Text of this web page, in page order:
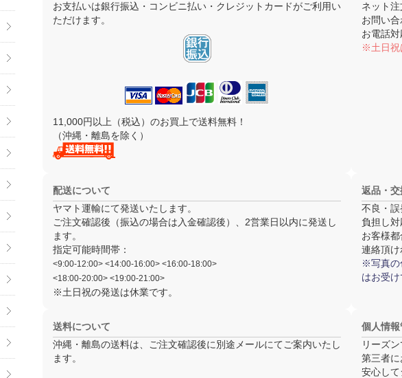
お支払いは銀行振込・コンビニ払い・クレジットカードがご利用い
ただけます。
11,000円以上（税込）のお買上で送料無料！
（沖縄・離島を除く）
ネット注
お問い合
お電話対
※土日祝
配送について
ヤマト運輸にて発送いたします。
ご注文確認後（振込の場合は入金確認後）、 2営業日以内に発送し
ます。
指定可能時間帯：
<9:00-12:00> <14:00-16:00> <16:00-18:00>
<18:00-20:00> <19:00-21:00>
※土日祝の発送は休業です。
返品・
不良・
負担し対
お客様
連絡頂け
※写真の
はお受け
送料について
沖縄・離島の送料は、ご注文確認後に別途メールにてご案内いたし
ます。
個人情
リーズ
第三者に
安心して